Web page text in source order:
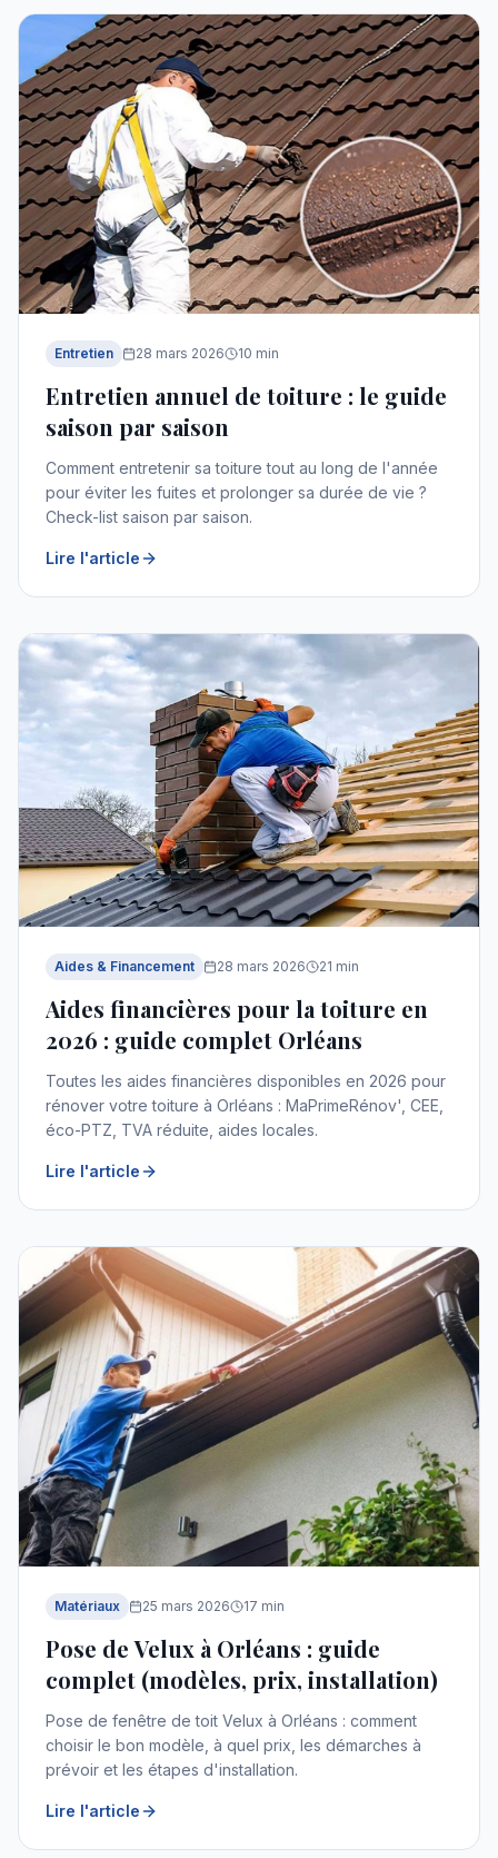
Entretien 28 mars 2026 10 min
Entretien annuel de toiture : le guide
saison par saison
Comment entretenir sa toiture tout au long de l'année
pour éviter les fuites et prolonger sa durée de vie ?
Check-list saison par saison.
Lire l'article
Aides & Financement 28 mars 2026 21 min
Aides financières pour la toiture en
2026 : guide complet Orléans
Toutes les aides financières disponibles en 2026 pour
rénover votre toiture à Orléans : MaPrimeRénov', CEE,
éco-PTZ, TVA réduite, aides locales.
Lire l'article
Matériaux 25 mars 2026 17 min
Pose de Velux à Orléans : guide
complet (modèles, prix, installation)
Pose de fenêtre de toit Velux à Orléans : comment
choisir le bon modèle, à quel prix, les démarches à
prévoir et les étapes d'installation.
Lire l'article